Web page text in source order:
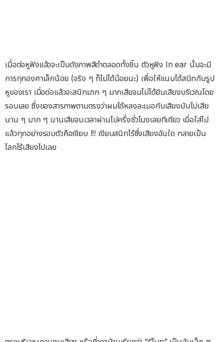
เมื่อต่อหูฟังแล้วจะเป็นดังภาพสีดำตลอดทั้งชิ้น ตัวหูฟัง In ear นั้นจะมี
การทุกองศาเล็กน้อย (จริง ๆ ก็ไม่ได้น้อยนะ) เพื่อให้แนบได้สนิทกับรูป
หูของเรา เมื่อต่อแล้วจะสนิทมาก ๆ มากเสียจนไม่ได้ยินเสียงบริเวณโดย
รอบเลย ซึ่งของสารภาพตามตรงว่าผมได้หลงละเมอกับเสียงมันไปเสีย
นาน ๆ มาก ๆ นานเสียจนเวลาผ่านไปครึ่งชั่วโมงเลยทีเดียว เมื่อใส่ไป
แล้วทุกอย่างรอบตัวคือเงียบ !!! เงียบสนิทไร้ซึ่งเสียงอันใด กลายเป็น
โลกไร้เสียงไปเลย